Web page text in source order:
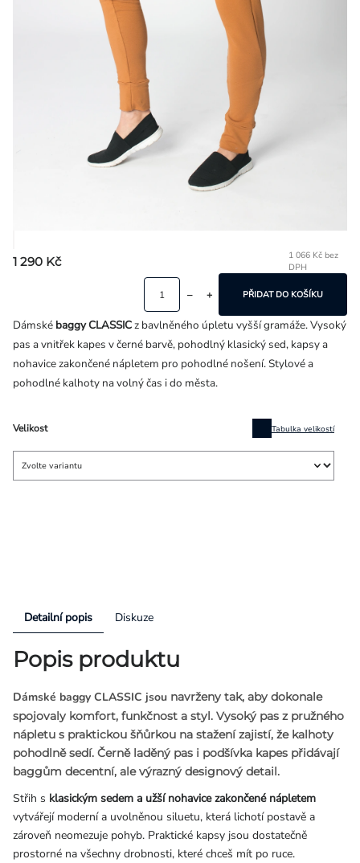
1 290 Kč
1 066 Kč bez
DPH
Velikost Tabulka velikostí
PŘIDAT DO KOŠÍKU
Dámské baggyCLASSICz bavlněného úpletu vyšší gramáže. Vysoký
pas a vnitřek kapes v černé barvě, pohodlný klasický sed, kapsy a
nohavice zakončené nápletem pro pohodlné nošení. Stylové a
pohodlné kalhoty na volný čas i do města.
Detailní popis Diskuze
Popis produktu
Dámské baggy CLASSIC jsou navrženy tak, aby dokonale
spojovaly komfort, funkčnost a styl. Vysoký pas z pružného
nápletu s praktickou šňůrkou na staženízajistí, že kalhoty
pohodlně sedí. Černě laděný pas i podšívka kapes přidávají
baggům decentní, ale výrazný designový detail.
Střih s klasickým sedem a užší nohavice zakončené nápletem
vytvářejí moderní a uvolněnou siluetu, která lichotí postavě a
zároveň neomezuje pohyb. Praktické kapsy jsou dostatečně
prostorné na všechny drobnosti, které chceš mít po ruce.